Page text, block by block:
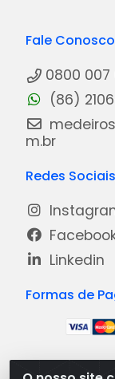
Fale Conosco
0800 007
(86)
m.br
Redes Sociais
Linkedin
Formas de